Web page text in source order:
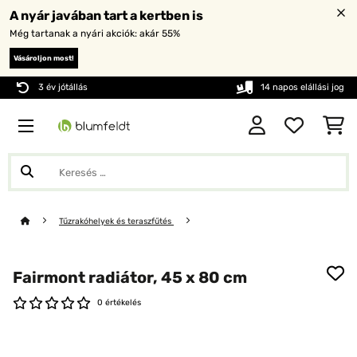
A nyár javában tart a kertben is
Még tartanak a nyári akciók: akár 55%
Vásároljon most!
3 év jótállás 14 napos elállási jog
Tűzrakóhelyek és teraszfűtés
Fairmont radiátor, 45 x 80 cm
0 értékelés